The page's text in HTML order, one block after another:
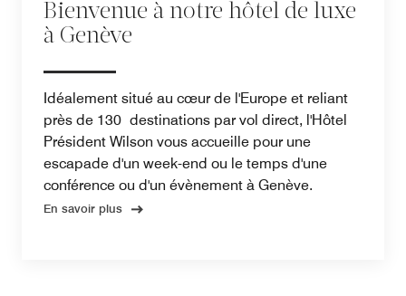
Bienvenue à notre hôtel de luxe
à Genève
Idéalement situé au cœur de l'Europe et reliant
près de 130 destinations par vol direct, l'Hôtel
Président Wilson vous accueille pour une
escapade d'un week-end ou le temps d'une
conférence ou d'un évènement à Genève.
En savoir plus